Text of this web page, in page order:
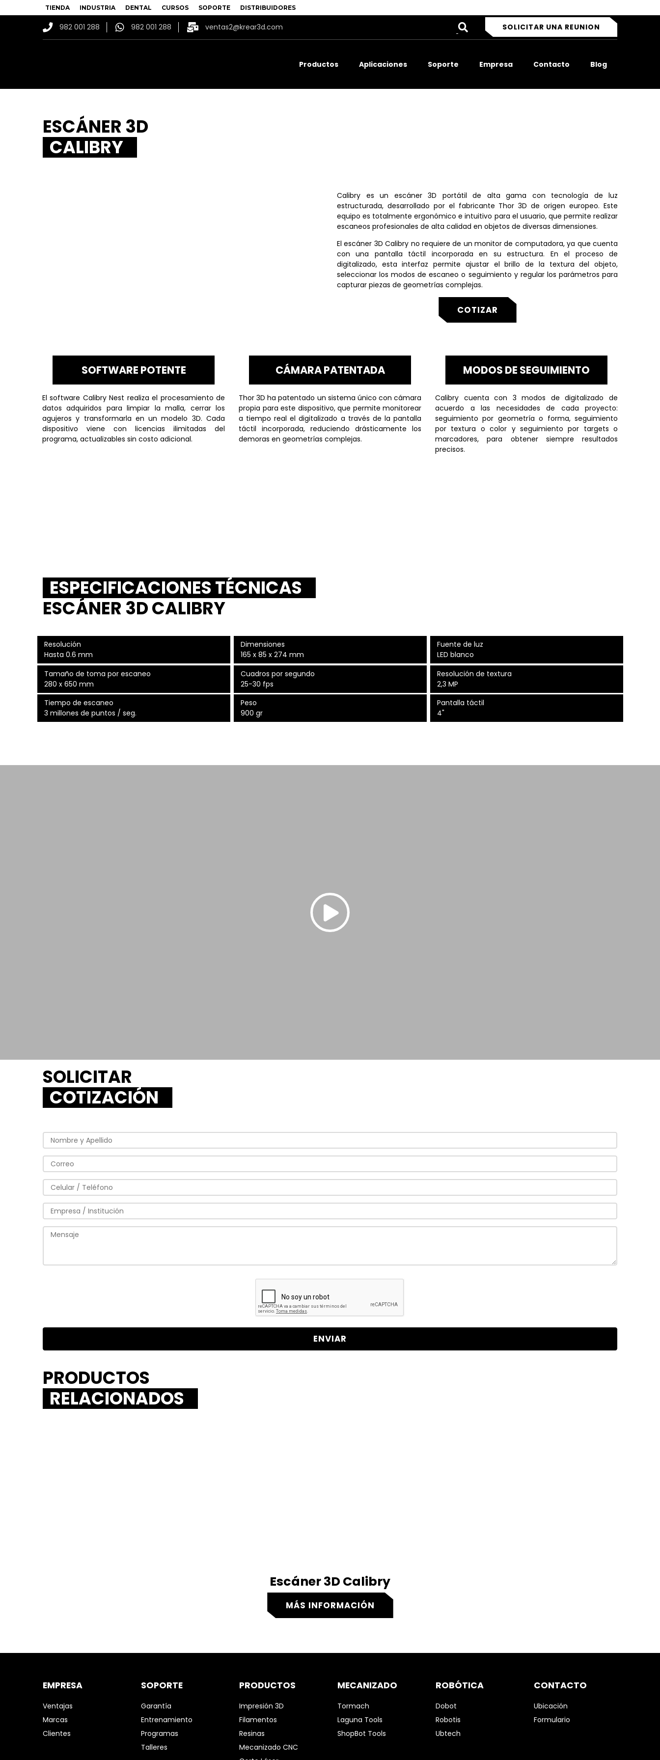
TIENDA INDUSTRIA DENTAL CURSOS SOPORTE DISTRIBUIDORES
982 001 288 982 001 288 ventas2@krear3d.com SOLICITAR UNA REUNION
Productos Aplicaciones Soporte Empresa Contacto Blog
ESCÁNER 3D
CALIBRY
Calibry es un escáner 3D portátil de alta gama con tecnología de luz
estructurada, desarrollado por el fabricante Thor 3D de origen europeo. Este
equipo es totalmente ergonómico e intuitivo para el usuario, que permite realizar
escaneos profesionales de alta calidad en objetos de diversas dimensiones.
El escáner 3D Calibry no requiere de un monitor de computadora, ya que cuenta
con una pantalla táctil incorporada en su estructura. En el proceso de
digitalizado, esta interfaz permite ajustar el brillo de la textura del objeto,
seleccionar los modos de escaneo o seguimiento y regular los parámetros para
capturar piezas de geometrías complejas.
COTIZAR
SOFTWARE POTENTE
El software Calibry Nest realiza el procesamiento de
datos adquiridos para limpiar la malla, cerrar los
agujeros y transformarla en un modelo 3D. Cada
dispositivo viene con licencias ilimitadas del
programa, actualizables sin costo adicional.
CÁMARA PATENTADA
Thor 3D ha patentado un sistema único con cámara
propia para este dispositivo, que permite monitorear
a tiempo real el digitalizado a través de la pantalla
táctil incorporada, reduciendo drásticamente los
demoras en geometrías complejas.
MODOS DE SEGUIMIENTO
Calibry cuenta con 3 modos de digitalizado de
acuerdo a las necesidades de cada proyecto:
seguimiento por geometría o forma, seguimiento
por textura o color y seguimiento por targets o
marcadores, para obtener siempre resultados
precisos.
ESPECIFICACIONES TÉCNICAS
ESCÁNER 3D CALIBRY
Resolución
Hasta 0.6 mm
Tamaño de toma por escaneo
280 x 650 mm
Tiempo de escaneo
3 millones de puntos / seg.
Dimensiones
165 x 85 x 274 mm
Cuadros por segundo
25-30 fps
Peso
900 gr
Fuente de luz
LED blanco
Resolución de textura
2,3 MP
Pantalla táctil
4"
SOLICITAR
COTIZACIÓN
PRODUCTOS
RELACIONADOS
Escáner 3D Calibry
MÁS INFORMACIÓN
EMPRESA
Ventajas
Marcas
Clientes
SOPORTE
Garantía
Entrenamiento
Programas
Talleres
PRODUCTOS
Impresión 3D
Filamentos
Resinas
Mecanizado CNC
MECANIZADO
Tormach
Laguna Tools
ShopBot Tools
ROBÓTICA
Dobot
Robotis
Ubtech
CONTACTO
Ubicación
Formulario